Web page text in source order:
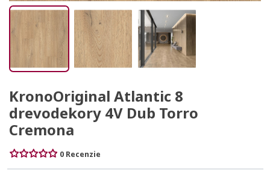
KronoOriginal Atlantic 8
drevodekory 4V Dub Torro
Cremona
0 Recenzie